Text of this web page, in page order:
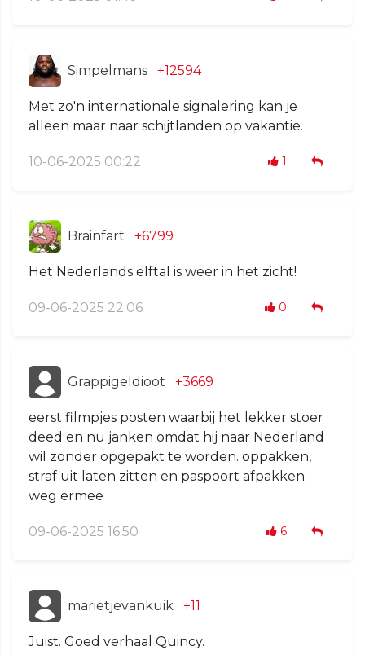
Simpelmans +12594
Met zo'n internationale signalering kan je
alleen maar naar schijtlanden op vakantie.
10-06-2025 00:22 1
Brainfart +6799
Het Nederlands elftal is weer in het zicht!
09-06-2025 22:06 0
GrappigeIdioot +3669
eerst filmpjes posten waarbij het lekker stoer
deed en nu janken omdat hij naar Nederland
wil zonder opgepakt te worden. oppakken,
straf uit laten zitten en paspoort afpakken.
weg ermee
09-06-2025 16:50 6
marietjevankuik +11
Juist. Goed verhaal Quincy.